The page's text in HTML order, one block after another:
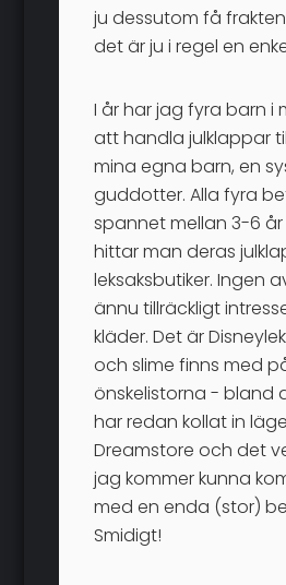
ju dessutom få
det är ju i regel en
I år har jag fyra barn i
att handla julklappar
mina egna barn, en
guddotter. Alla fyra
spannet mellan 3-6
hittar man deras
leksaksbutiker. Ingen
ännu tillräckligt
kläder. Det är
och slime finns med
önskelistorna - bland
har redan kollat in
Dreamstore och det
jag kommer kunna
med en enda (stor)
Smidigt!